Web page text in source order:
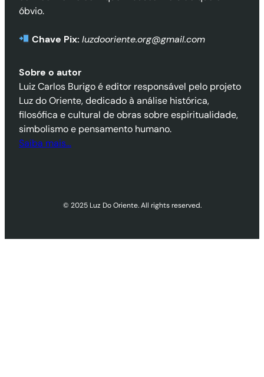
óbvio.
Chave Pix: luzdooriente.org@gmail.com
Sobre o autor
Luiz Carlos Burigo é editor responsável pelo projeto
Luz do Oriente, dedicado à análise histórica,
filosófica e cultural de obras sobre espiritualidade,
simbolismo e pensamento humano.
Saiba mais…
© 2025 Luz Do Oriente. All rights reserved.